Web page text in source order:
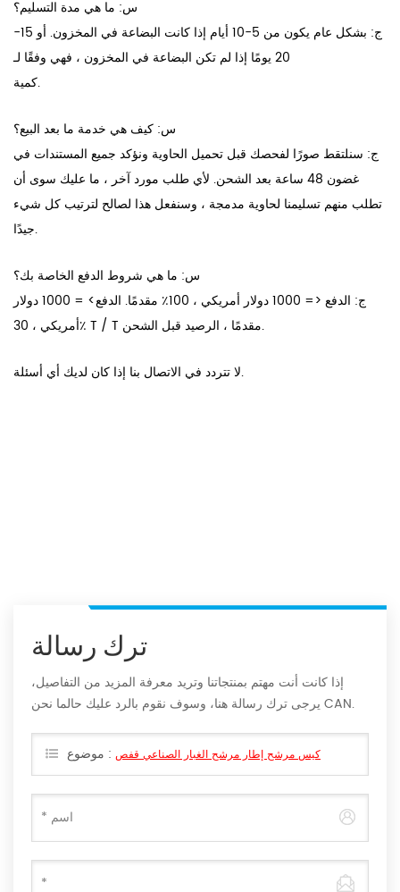
س: ما هي مدة التسليم؟
ج: بشكل عام يكون من 5-10 أيام إذا كانت البضاعة في المخزون. أو 15-
20 يومًا إذا لم تكن البضاعة في المخزون ، فهي وفقًا لـ
كمية.
س: كيف هي خدمة ما بعد البيع؟
ج: سنلتقط صورًا لفحصك قبل تحميل الحاوية ونؤكد جميع المستندات في
غضون 48 ساعة بعد الشحن. لأي طلب مورد آخر ، ما عليك سوى أن
تطلب منهم تسليمنا لحاوية مدمجة ، وسنفعل هذا لصالح لترتيب كل شيء
جيدًا.
س: ما هي شروط الدفع الخاصة بك؟
ج: الدفع <= 1000 دولار أمريكي ، 100٪ مقدمًا. الدفع> = 1000 دولار
أمريكي ، 30٪ T / T مقدمًا ، الرصيد قبل الشحن.
لا تتردد في الاتصال بنا إذا كان لديك أي أسئلة.
ترك رسالة
إذا كانت أنت مهتم بمنتجاتنا وتريد معرفة المزيد من التفاصيل،
يرجى ترك رسالة هنا، وسوف نقوم بالرد عليك حالما نحن CAN.
موضوع : كيس مرشح إطار مرشح الغبار الصناعي قفص